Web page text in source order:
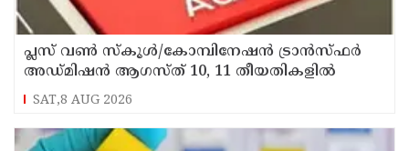
പ്ലസ് വൺ സ്‌കൂൾ/കോമ്പിനേഷൻ ട്രാൻസ്ഫർ
അഡ്മിഷൻ ആഗസ്ത് 10, 11 തീയതികളിൽ
SAT,8 AUG 2026